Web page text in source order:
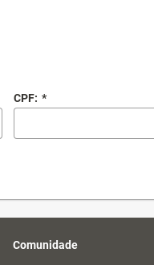
CPF: *
Comunidade